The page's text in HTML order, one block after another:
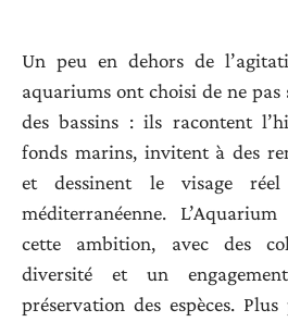
Un peu en dehors de
aquariums ont choisi de ne pas
des bassins : ils racontent
fonds marins, invitent à des
et dessinent le visage
méditerranéenne.
cette ambition, avec des
diversité et un
préservation des espèces.